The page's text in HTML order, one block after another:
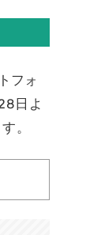
フォ
日よ
。